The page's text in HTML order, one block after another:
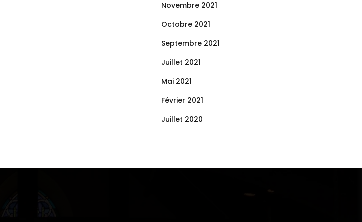
Novembre 2021
Octobre 2021
Septembre 2021
Juillet 2021
Mai 2021
Février 2021
Juillet 2020